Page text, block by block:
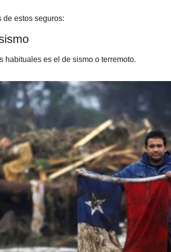
de estos seguros:
habituales es el de sismo o terremoto.